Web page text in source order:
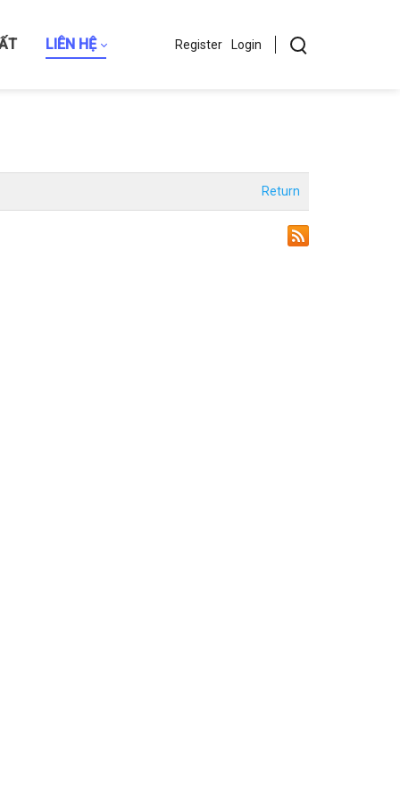
LIÊN HỆ Register Login
Return